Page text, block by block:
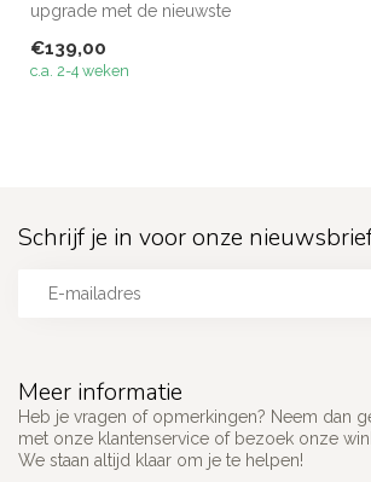
upgrade met de nieuwste
ontdek on...
€139,00
c.a. 2-4 weken
Meer informatie
Heb je vragen of opmerkingen? Neem dan
met onze klantenservice of bezoek onze
We staan altijd klaar om je te helpen!
Schrijf je in voor onze